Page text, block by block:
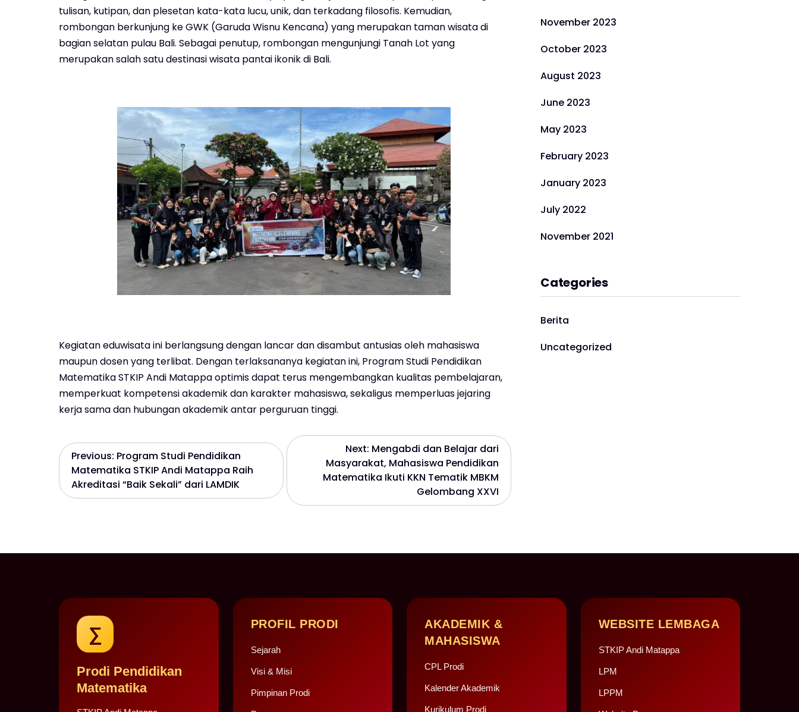
tulisan, kutipan, dan plesetan kata-kata lucu, unik, dan terkadang filosofis. Kemudian,
rombongan berkunjung ke GWK (Garuda Wisnu Kencana) yang merupakan taman wisata di
bagian selatan pulau Bali. Sebagai penutup, rombongan mengunjungi Tanah Lot yang
merupakan salah satu destinasi wisata pantai ikonik di Bali.
Kegiatan eduwisata ini berlangsung dengan lancar dan disambut antusias oleh mahasiswa
maupun dosen yang terlibat. Dengan terlaksananya kegiatan ini, Program Studi Pendidikan
Matematika STKIP Andi Matappa optimis dapat terus mengembangkan kualitas pembelajaran,
memperkuat kompetensi akademik dan karakter mahasiswa, sekaligus memperluas jejaring
kerja sama dan hubungan akademik antar perguruan tinggi.
P
o
a
Previous: Program Studi Pendidikan
Matematika STKIP Andi Matappa Raih
Akreditasi “Baik Sekali” dari LAMDIK
Next: Mengabdi dan Belajar dari
Masyarakat, Mahasiswa Pendidikan
Matematika Ikuti KKN Tematik MBKM
Gelombang XXVI
November 2023
October 2023
August 2023
June 2023
May 2023
February 2023
January 2023
July 2022
November 2021
Categories
Berita
Uncategorized
∑
Prodi Pendidikan
Matematika
PROFIL PRODI
Sejarah
Visi & Misi
Pimpinan Prodi
AKADEMIK &
MAHASISWA
CPL Prodi
Kalender Akademik
Kurikulum Prodi
WEBSITE LEMBAGA
STKIP Andi Matappa
LPM
LPPM